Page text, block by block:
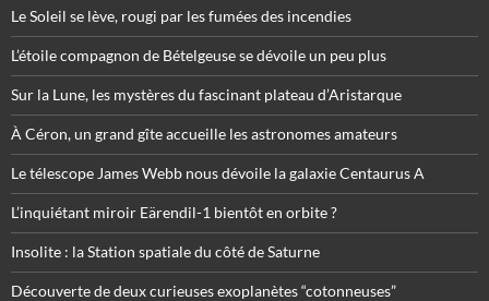
Le Soleil se lève, rougi par les fumées des incendies
L’étoile compagnon de Bételgeuse se dévoile un peu plus
Sur la Lune, les mystères du fascinant plateau d’Aristarque
À Céron, un grand gîte accueille les astronomes amateurs
Le télescope James Webb nous dévoile la galaxie Centaurus A
L’inquiétant miroir Eärendil-1 bientôt en orbite ?
Insolite : la Station spatiale du côté de Saturne
Découverte de deux curieuses exoplanètes “cotonneuses”